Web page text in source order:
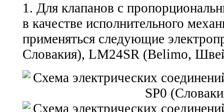
1. Для клапанов с
в качестве исполнительного
применяться следующие
Словакия), LM24SR (Belimo,